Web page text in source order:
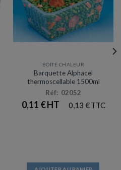
BOITE CHALEUR
Barquette Alphacel
thermoscellable 1500ml
Réf: 02052
0,11 € 0,13 €